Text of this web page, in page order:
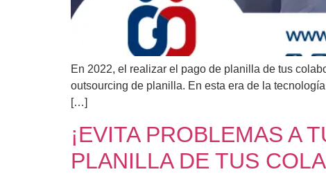
En 2022, el realizar el pago de planilla de tus
outsourcing de planilla. En esta era de la
[…]
¡EVITA PROBLEMAS A
PLANILLA DE TUS